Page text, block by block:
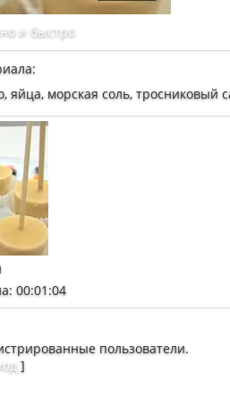
и быстро
:
яйца, морская соль, тросниковый
: 00:01:04
пользователи.
]